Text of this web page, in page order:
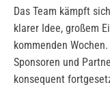
Das Team kämpft
klarer Idee, großem
kommenden
Sponsoren und
konsequent